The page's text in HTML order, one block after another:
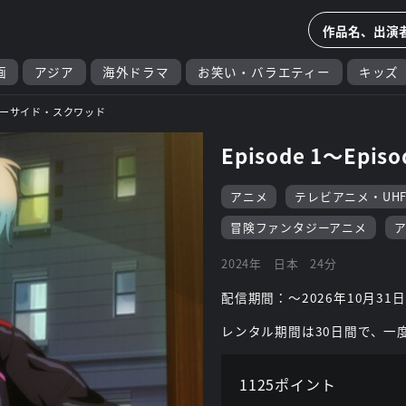
アジア 海外ドラマ お笑い・バラエティー キッズ
サイド・スクワッド
Episode 1～
アニメ
テレビアニメ・
冒険ファンタジーアニメ
2024年 日本 24分
配信期間：～2026年10月31
レンタル期間は30日間で、一
1125ポイント